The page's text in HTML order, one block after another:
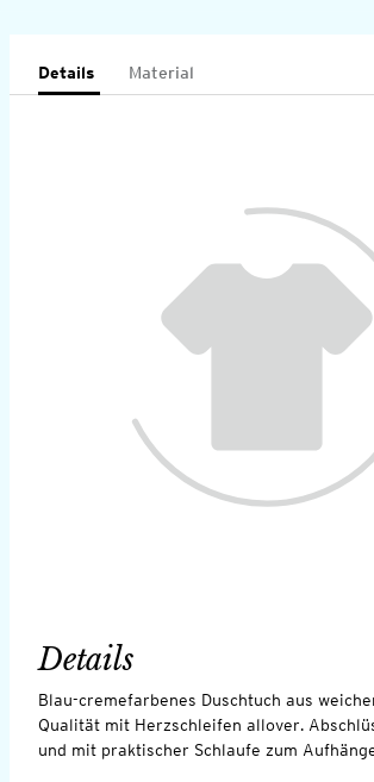
Details Material
Details
Blau-cremefarbenes Duschtuch aus
Qualität mit Herzschleifen allover.
und mit praktischer Schlaufe zum